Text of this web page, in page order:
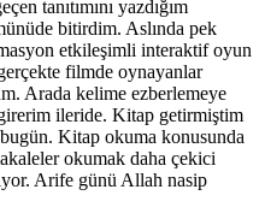
tanıtımını yazdığım
bitirdim. Aslında pek
etkileşimli interaktif oyun
filmde oynayanlar
Arada kelime ezberlemeye
ileride. Kitap getirmiştim
Kitap okuma konusunda
okumak daha çekici
Arife günü Allah nasip